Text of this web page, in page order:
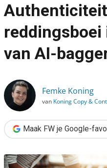
Content & Communicatie
›
Authenticiteit is je
reddingsboei
van AI-
Femke Koning
van Koning Copy &
Maak FW je Google-